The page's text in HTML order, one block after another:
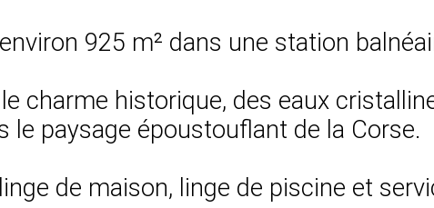
925 m² dans une station
le charme historique, des eaux
le paysage époustouflant de la Corse.
de maison, linge de piscine et